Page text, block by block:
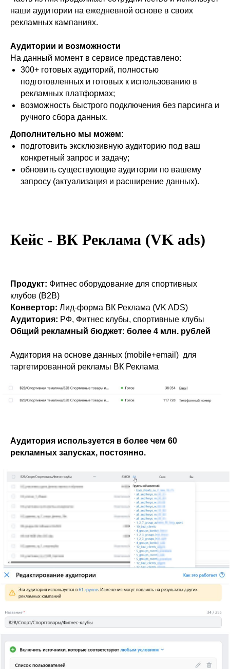
наши аудитории на ежедневной основе в своих
рекламных кампаниях.
Аудитории и возможности
На данный момент в сервисе представлено:
300+ готовых аудиторий, полностью
подготовленных и готовых к использованию в
рекламных платформах;
возможность быстрого подключения без парсинга и
ручного сбора данных.
Дополнительно мы можем:
подготовить эксклюзивную аудиторию под ваш
конкретный запрос и задачу;
обновить существующие аудитории по вашему
запросу (актуализация и расширение данных).
Кейс - ВК Реклама (VK ads)
Продукт: Фитнес оборудование для спортивных
клубов (B2B)
Конвертор: Лид-форма ВК Реклама (VK ADS)
Аудитория: РФ, Фитнес клубы, спортивные клубы
Общий рекламный бюджет: более 4 млн. рублей
Аудитория на основе данных (mobile+email) для
таргетированной рекламы ВК Реклама
Аудитория используется в более чем 60
рекламных запусках, постоянно.